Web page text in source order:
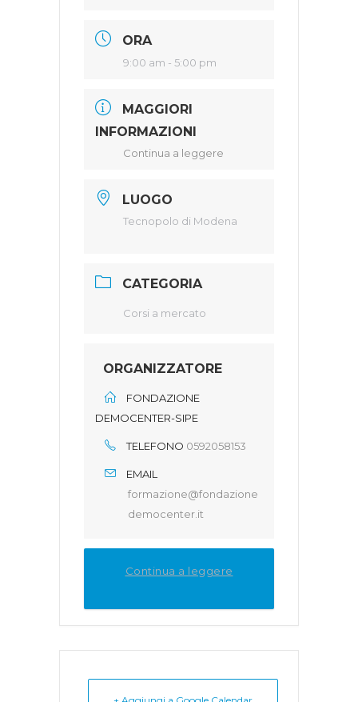
ORA
9:00 am - 5:00 pm
MAGGIORI
INFORMAZIONI
Continua a leggere
LUOGO
Tecnopolo di Modena
CATEGORIA
Corsi a mercato
ORGANIZZATORE
FONDAZIONE
DEMOCENTER-SIPE
TELEFONO 0592058153
EMAIL
formazione@fondazione
democenter.it
Continua a leggere